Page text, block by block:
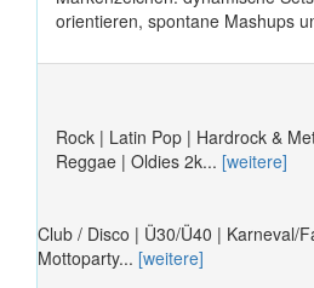
orientieren, spontane Mashups
Rock | Latin Pop | Hardrock &
Reggae | Oldies 2k... [weitere]
Club / Disco | Ü30/Ü40 | Karneval/
Mottoparty... [weitere]